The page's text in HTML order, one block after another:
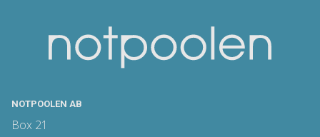
NOTPOOLEN AB
Box 21